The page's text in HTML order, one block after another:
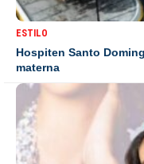
ESTILO
Hospiten Santo
materna